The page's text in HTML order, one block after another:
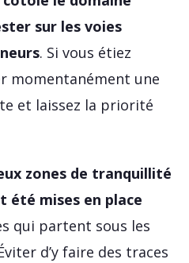
sur les voies
. Si vous étiez
momentanément une
et laissez la priorité
zones de tranquillité
mises en place
qui partent sous les
d’y faire des traces